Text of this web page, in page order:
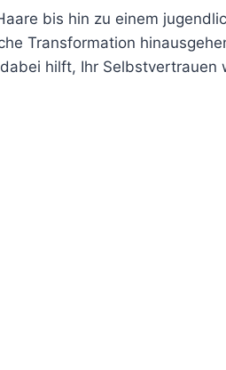
bis hin zu einem
Transformation
hilft, Ihr